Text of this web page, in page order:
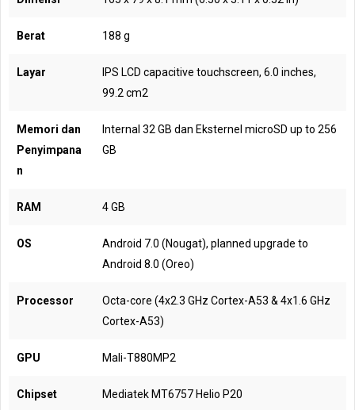
Berat 188 g
Layar
IPS LCD capacitive touchscreen, 6.0 inches,
99.2 cm2
Memori dan
Penyimpana
n
Internal 32 GB dan Eksternel microSD up to 256
GB
RAM 4 GB
OS
Android 7.0 (Nougat), planned upgrade to
Android 8.0 (Oreo)
Processor
Octa-core (4x2.3 GHz Cortex-A53 & 4x1.6 GHz
Cortex-A53)
GPU Mali-T880MP2
Chipset Mediatek MT6757 Helio P20